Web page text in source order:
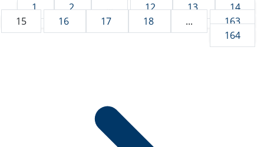
1 2 ... 12 13
14
15
16 17 18 ...
163
164